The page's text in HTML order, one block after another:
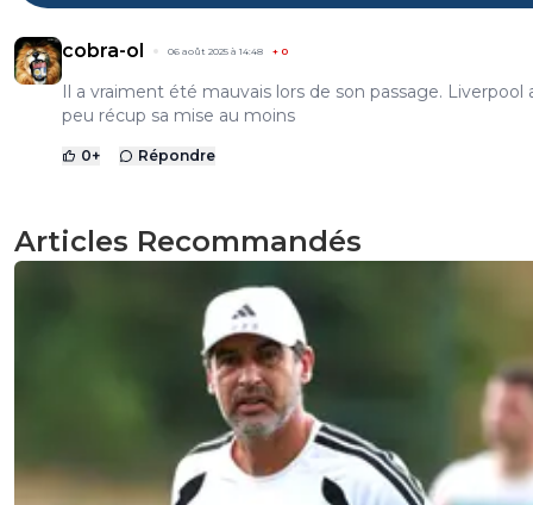
cobra-ol 06 août 2025 à 14:48 + 0
Il a vraiment été mauvais lors de son passage. Liverpool
peu récup sa mise au moins
0+ Répondre
Articles Recommandés